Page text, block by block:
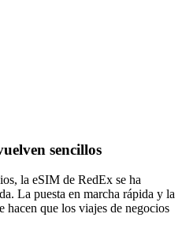
sencillos
la eSIM de RedEx se ha
La puesta en marcha rápida y la
hacen que los viajes de negocios